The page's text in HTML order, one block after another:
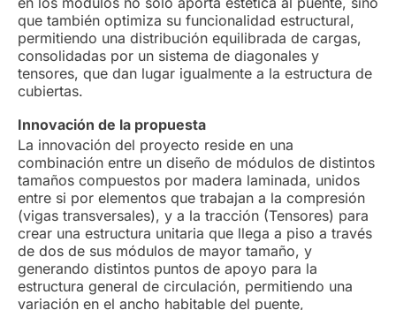
que también optimiza su funcionalidad estructural,
permitiendo una distribución equilibrada de cargas,
consolidadas por un sistema de diagonales y
tensores, que dan lugar igualmente a la estructura de
cubiertas.
Innovación de la propuesta
La innovación del proyecto reside en una
combinación entre un diseño de módulos de distintos
tamaños compuestos por madera laminada, unidos
entre si por elementos que trabajan a la compresión
(vigas transversales), y a la tracción (Tensores) para
crear una estructura unitaria que llega a piso a través
de dos de sus módulos de mayor tamaño, y
generando distintos puntos de apoyo para la
estructura general de circulación, permitiendo una
variación en el ancho habitable del puente,